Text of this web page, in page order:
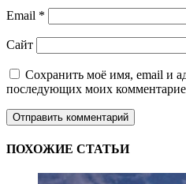
Email *
Сайт
Сохранить моё имя, email и
последующих моих
ПОХОЖИЕ СТАТЬИ